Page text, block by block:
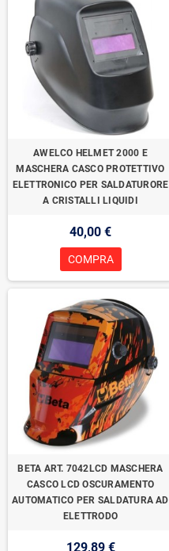
AWELCO HELMET 2000 E
MASCHERA CASCO PROTETTIVO
ELETTRONICO PER SALDATURORE
A CRISTALLI LIQUIDI
40,00 €
COMPRA
BETA ART. 7042LCD MASCHERA
CASCO LCD OSCURAMENTO
AUTOMATICO PER SALDATURA AD
ELETTRODO
129,89 €